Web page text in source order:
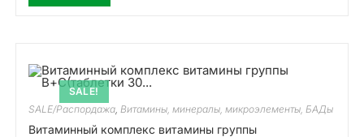
SALE!
SALE/Распордажа, Витамины, минералы, микроэлементы, БАДы
Витаминный комплекс витамины группы